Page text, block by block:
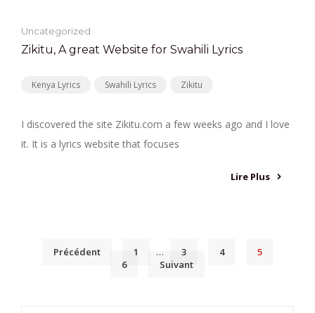
Uncategorized
Zikitu, A great Website for Swahili Lyrics
Kenya Lyrics Swahili Lyrics Zikitu
I discovered the site Zikitu.com a few weeks ago and I love
it. It is a lyrics website that focuses
Lire Plus
Précédent 1 … 3 4
5
6
Suivant